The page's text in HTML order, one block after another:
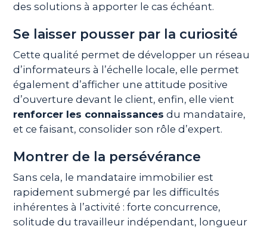
des solutions à apporter le cas échéant.
Se laisser pousser par la curiosité
Cette qualité permet de développer un réseau
d’informateurs à l’échelle locale, elle permet
également d’afficher une attitude positive
d’ouverture devant le client, enfin, elle vient
renforcer les connaissances du mandataire,
et ce faisant, consolider son rôle d’expert.
Montrer de la persévérance
Sans cela, le mandataire immobilier est
rapidement submergé par les difficultés
inhérentes à l’activité : forte concurrence,
solitude du travailleur indépendant, longueur